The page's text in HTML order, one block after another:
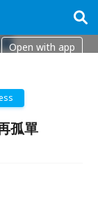
Open with app
孤單